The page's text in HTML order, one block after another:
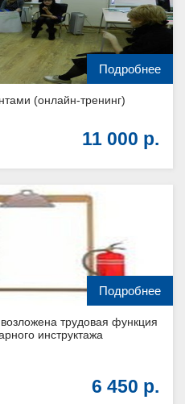
Подробнее
(онлайн-тренинг)
11 000
Подробнее
трудовая функция
инструктажа
6 450